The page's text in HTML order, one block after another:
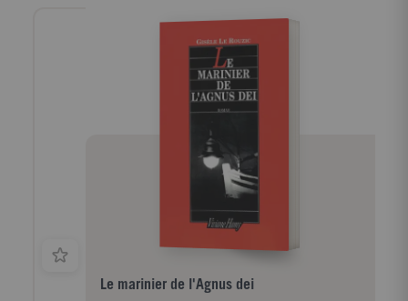
toutes les dimensions de l'écrivain Gisèle Le Rouzic.
Le marinier de l'Agnus dei